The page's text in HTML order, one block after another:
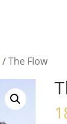
/ The Flow